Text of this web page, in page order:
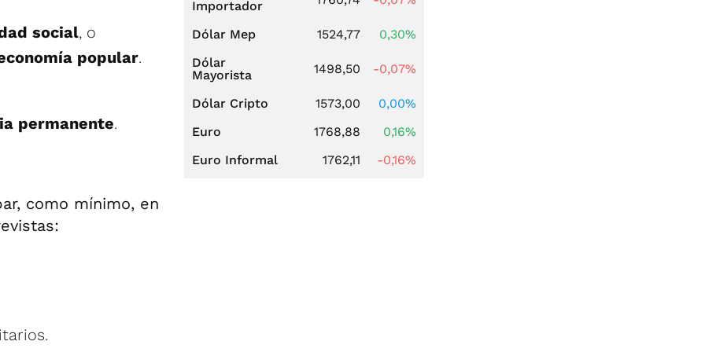
social, o
popular.
permanente.
como mínimo, en
Importador
Dólar Mep 1524,77
0,30%
Dólar
Mayorista
1498,50 -0,07%
Dólar Cripto 1573,00
0,00%
Euro
1768,88
0,16%
Euro Informal
1762,11 -0,16%